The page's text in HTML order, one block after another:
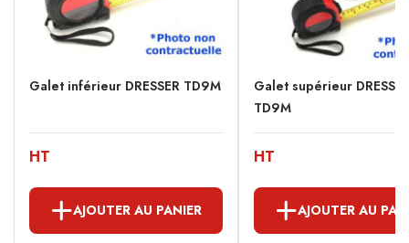
Galet inférieur DRESSER TD9M
HT
AJOUTER AU PANIER
Galet supérieur
TD9M
HT
AJOUTER AU